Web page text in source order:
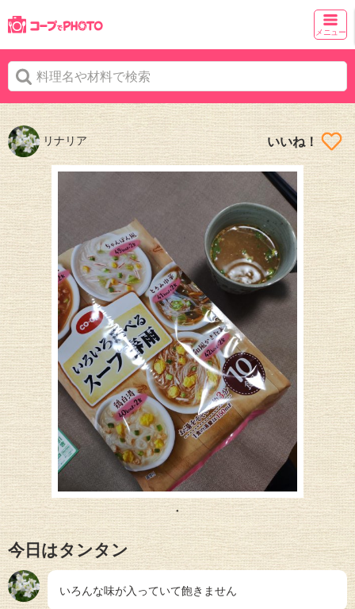
メニュー
リナリア いいね！
今日はタンタン
いろんな味が入っていて飽きません